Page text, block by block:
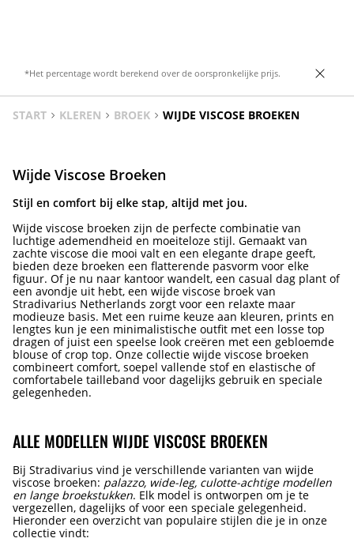
*Het percentage wordt berekend over de oorspronkelijke prijs.
START KLEREN BROEK WIJDE VISCOSE BROEKEN
Wijde Viscose Broeken
Stijl en comfort bij elke stap, altijd met jou.
Wijde viscose broeken zijn de perfecte combinatie van
luchtige ademendheid en moeiteloze stijl. Gemaakt van
zachte viscose die mooi valt en een elegante drape geeft,
bieden deze broeken een flatterende pasvorm voor elke
figuur. Of je nu naar kantoor wandelt, een casual dag plant of
een avondje uit hebt, een wijde viscose broek van
Stradivarius Netherlands zorgt voor een relaxte maar
modieuze basis. Met een ruime keuze aan kleuren, prints en
lengtes kun je een minimalistische outfit met een losse top
dragen of juist een speelse look creëren met een gebloemde
blouse of crop top. Onze collectie wijde viscose broeken
combineert comfort, soepel vallende stof en elastische of
comfortabele tailleband voor dagelijks gebruik en speciale
gelegenheden.
ALLE MODELLEN WIJDE VISCOSE BROEKEN
Bij Stradivarius vind je verschillende varianten van wijde
viscose broeken: palazzo, wide-leg, culotte-achtige modellen
en lange broekstukken. Elk model is ontworpen om je te
vergezellen, dagelijks of voor een speciale gelegenheid.
Hieronder een overzicht van populaire stijlen die je in onze
collectie vindt: